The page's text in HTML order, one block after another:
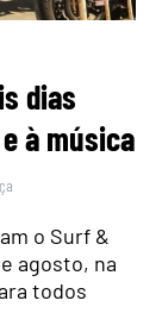
dias
à música
o Surf &
agosto, na
todos